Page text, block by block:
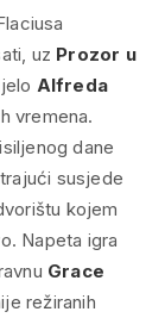
uz Prozor u
Alfreda
vremena.
dane
susjede
kojem
Napeta igra
Grace
režiranih